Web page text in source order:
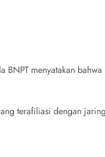
menyatakan bahwa
terafiliasi dengan